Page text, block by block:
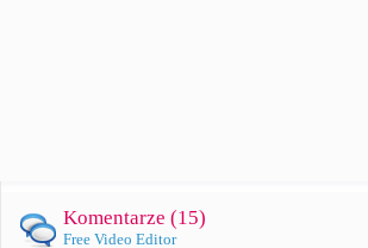
Komentarze (15)
Free Video Editor